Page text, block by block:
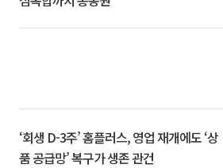
‘회생 D-3주’ 홈플러스, 영업 재개에도 ‘상
품 공급망’ 복구가 생존 관건